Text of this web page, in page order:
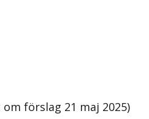
förslag 21 maj 2025)